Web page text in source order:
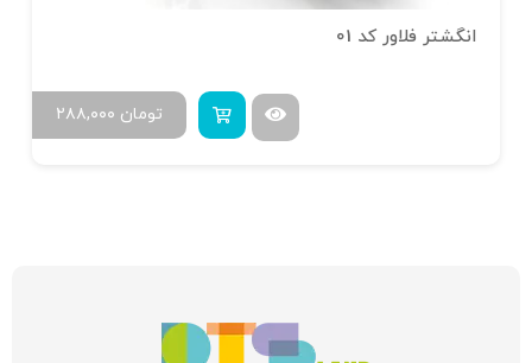
انگشتر فلاور کد 01
۲۸۸,۰۰۰ تومان